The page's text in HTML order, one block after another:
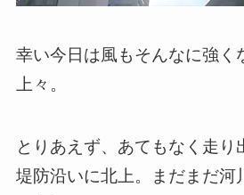
幸い今日は風もそんなに強く
上々。
とりあえず、あてもなく走り
堤防沿いに北上。まだまだ河